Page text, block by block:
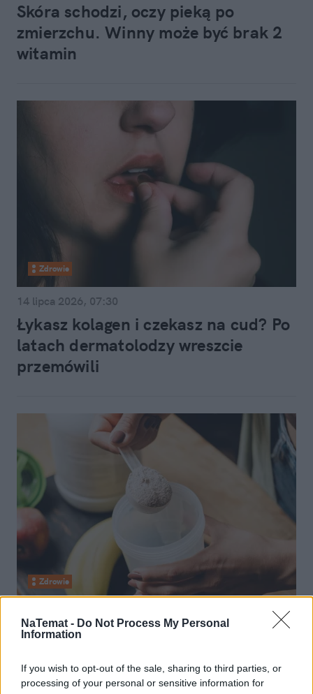
NaTemat - Do Not Process My Personal
Information
If you wish to opt-out of the sale, sharing to third parties, or
processing of your personal or sensitive information for
Skóra schodzi, oczy pieką po
zmierzchu. Winny może być brak 2
witamin
Zdrowie
14 lipca 2026, 07:30
Łykasz kolagen i czekasz na cud? Po
latach dermatolodzy wreszcie
przemówili
Zdrowie
Brała ją cała siłownia, teraz bada
wokół kreatyny